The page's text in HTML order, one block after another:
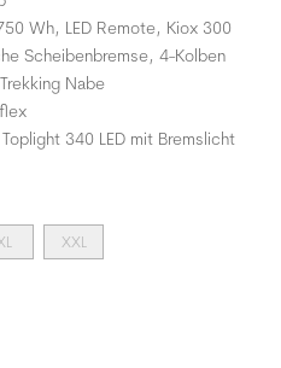
Wh, LED Remote, Kiox 300
Scheibenbremse, 4-Kolben
Nabe
340 LED mit Bremslicht
XXL